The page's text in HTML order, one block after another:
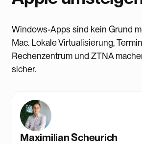
Windows-Apps sind kein Grund
Mac. Lokale Virtualisierung,
Rechenzentrum und ZTNA
sicher.
Maximilian Scheurich